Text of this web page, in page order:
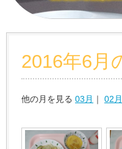
2016年6月
他の月を見る 03月 ｜ 02月